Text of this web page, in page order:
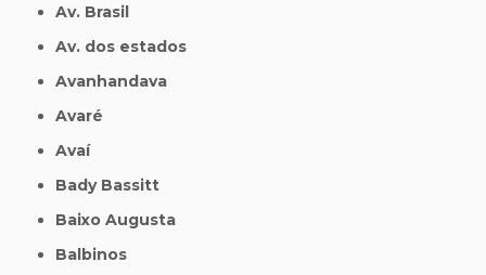
Av. Brasil
Av. dos estados
Avanhandava
Avaré
Avaí
Bady Bassitt
Baixo Augusta
Balbinos